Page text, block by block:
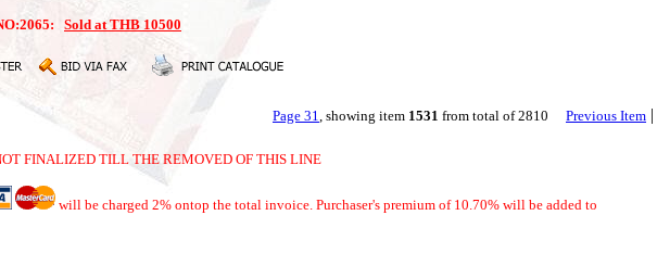
Sold at THB 10500
Page 31, showing item 1531 from total of 2810 Previous Item |
FINALIZED TILL THE REMOVED OF THIS LINE
will be charged 2% ontop the total invoice. Purchaser's premium of 10.70% will be added to